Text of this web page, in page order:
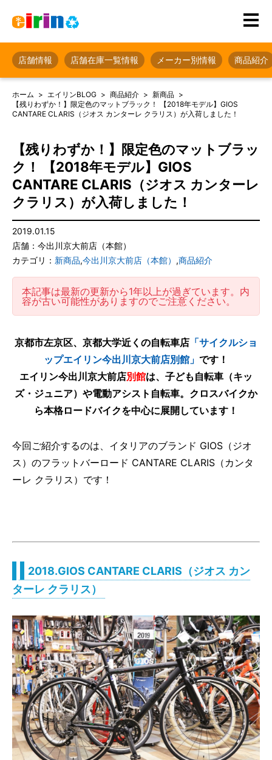
店舗情報 店舗在庫一覧情報 メーカー別情報 商品紹介
ホーム エイリンBLOG 商品紹介
新商品
【残りわずか！】限定色のマットブラック！ 【2018年モデル】GIOS
CANTARE CLARIS（ジオス カンターレ クラリス）が入荷しました！
【残りわずか！】限定色のマットブラッ
ク！ 【2018年モデル】GIOS
CANTARE CLARIS（ジオス カンターレ
クラリス）が入荷しました！
2019.01.15
店舗：今出川京大前店（本館）
カテゴリ： 新商品,今出川京大前店（本館） ,商品紹介
本記事は最新の更新から1年以上が過ぎています。内
容が古い可能性がありますのでご注意ください。
京都市左京区、京都大学近くの自転車店 「サイクルショ
ップエイリン今出川京大前店別館」 です！
エイリン今出川京大前店別館は、子ども自転車（キッ
ズ・ジュニア）や電動アシスト自転車。クロスバイクか
ら本格ロードバイクを中心に展開しています！
今回ご紹介するのは、イタリアのブランド GIOS（ジオ
ス）のフラットバーロード CANTARE CLARIS（カンタ
ーレ クラリス）です！
2018.GIOS CANTARE CLARIS（ジオス カン
ターレ クラリス）